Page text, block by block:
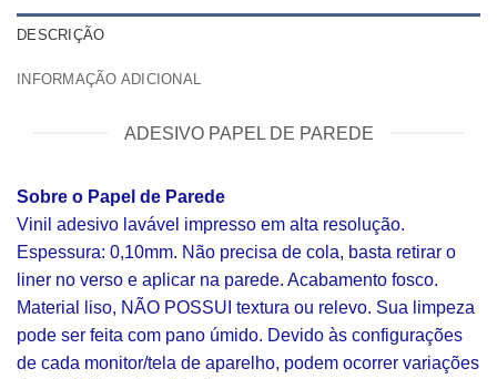
DESCRIÇÃO
INFORMAÇÃO ADICIONAL
ADESIVO PAPEL DE PAREDE
Sobre o Papel de Parede
Vinil adesivo lavável impresso em alta resolução.
Espessura: 0,10mm. Não precisa de cola, basta retirar o
liner no verso e aplicar na parede. Acabamento fosco.
Material liso, NÃO POSSUI textura ou relevo. Sua limpeza
pode ser feita com pano úmido. Devido às configurações
de cada monitor/tela de aparelho, podem ocorrer variações